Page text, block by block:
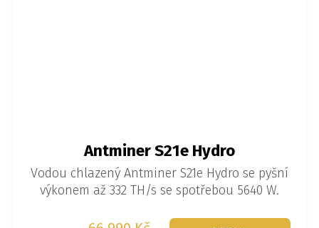
Antminer S21e Hydro
Vodou chlazený Antminer S21e Hydro se pyšní
výkonem až 332 TH/s se spotřebou 5640 W.